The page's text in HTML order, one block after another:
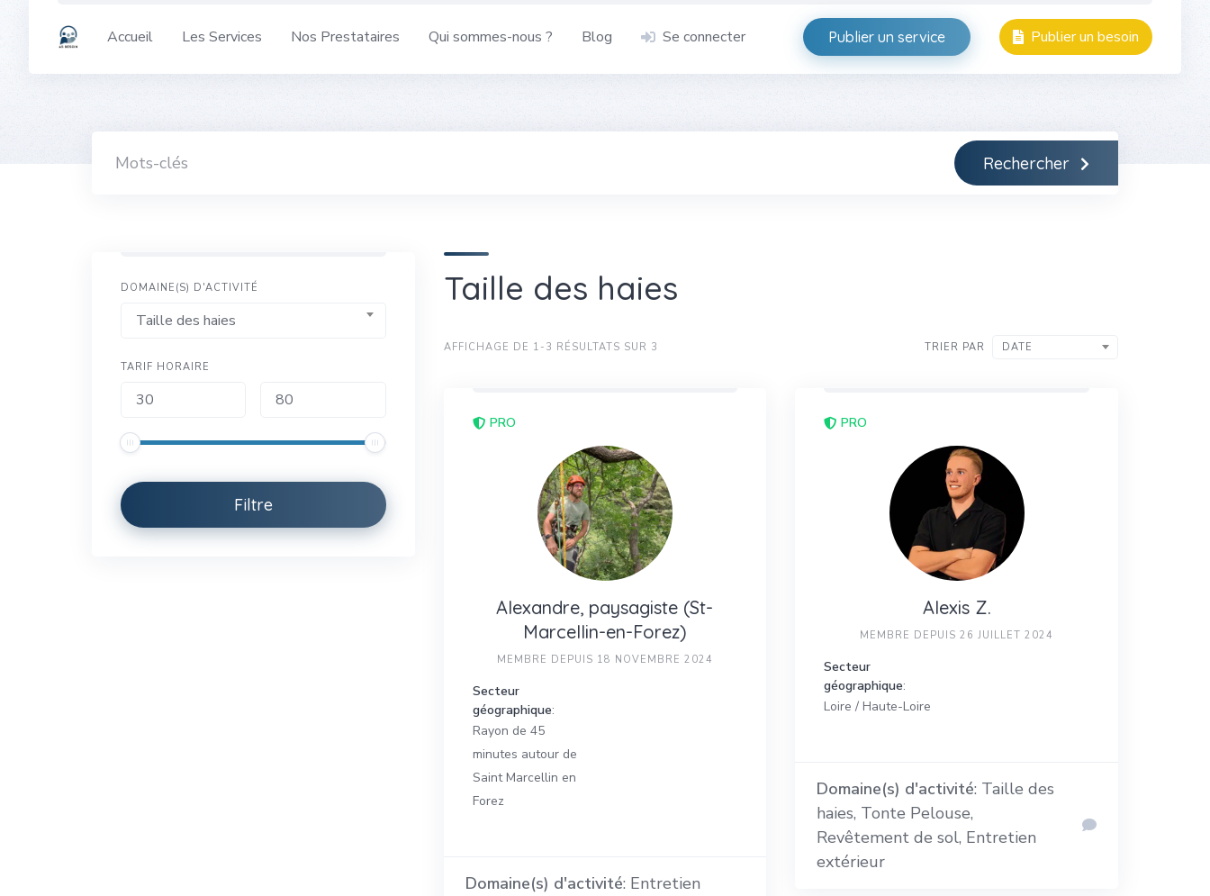
Accueil Les Services Nos Prestataires Qui sommes-nous ? Blog Se connecter Publier un service Publier un besoin
Rechercher
DOMAINE(S) D'ACTIVITÉ
Taille des haies
TARIF HORAIRE
Filtre
Taille des haies
AFFICHAGE DE 1-3 RÉSULTATS SUR 3 TRIER PAR DATE
PRO
Alexandre, paysagiste (St-
Marcellin-en-Forez)
MEMBRE DEPUIS 18 NOVEMBRE 2024
Secteur
géographique:
Rayon de 45
minutes autour de
Saint Marcellin en
Forez
Domaine(s) d'activité: Entretien
PRO
Alexis Z.
MEMBRE DEPUIS 26 JUILLET 2024
Secteur
géographique:
Loire / Haute-Loire
Domaine(s) d'activité: Taille des
haies, Tonte Pelouse,
Revêtement de sol, Entretien
extérieur